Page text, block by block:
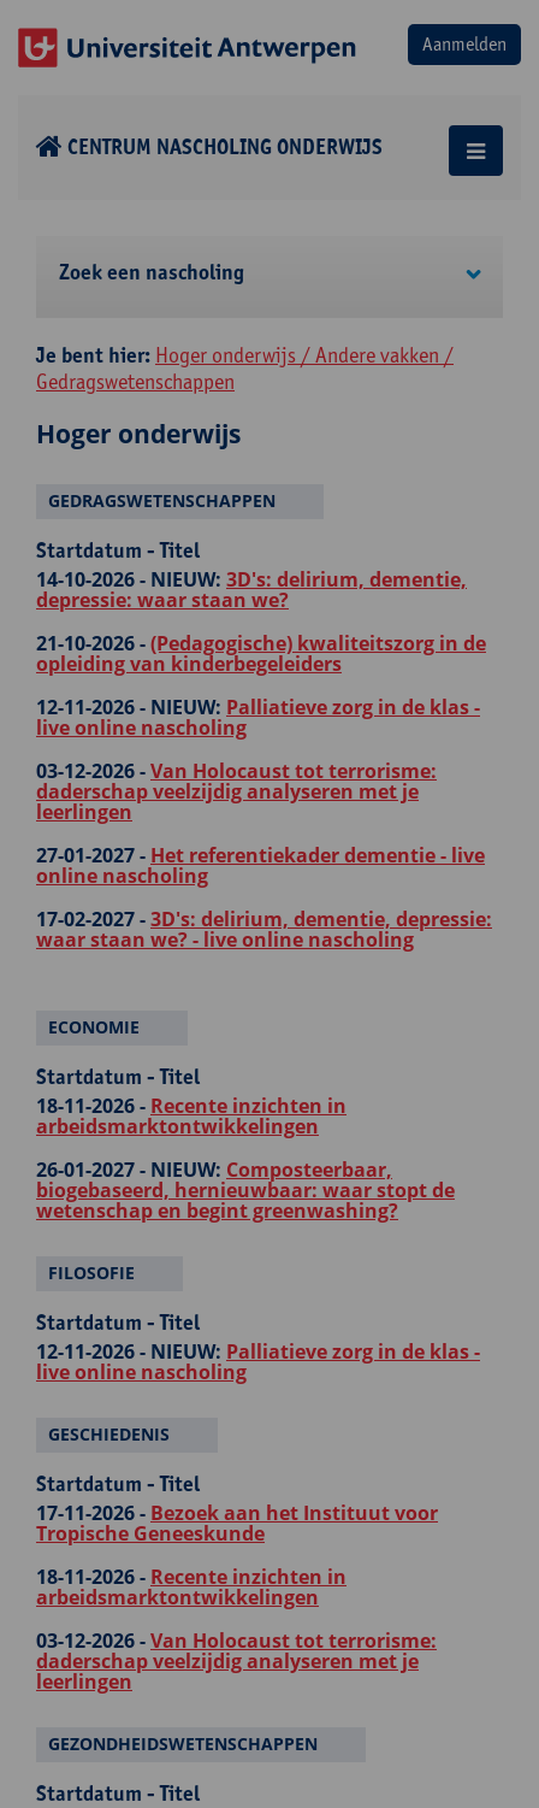
CENTRUM NASCHOLING ONDERWIJS
Zoek een nascholing
Je bent hier: Hoger onderwijs / Andere vakken /
Gedragswetenschappen
Hoger onderwijs
GEDRAGSWETENSCHAPPEN
Startdatum - Titel
14-10-2026 - NIEUW: 3D's: delirium, dementie,
depressie: waar staan we?
21-10-2026 -(Pedagogische) kwaliteitszorg in de
opleiding van kinderbegeleiders
12-11-2026 - NIEUW: Palliatieve zorg in de klas -
live online nascholing
03-12-2026 -Van Holocaust tot terrorisme:
daderschap veelzijdig analyseren met je
leerlingen
27-01-2027 - Het referentiekader dementie - live
online nascholing
17-02-2027 -3D's: delirium, dementie, depressie:
waar staan we? - live online nascholing
ECONOMIE
Startdatum - Titel
18-11-2026 - Recente inzichten in
arbeidsmarktontwikkelingen
26-01-2027 - NIEUW: Composteerbaar,
biogebaseerd, hernieuwbaar: waar stopt de
wetenschap en begint greenwashing?
FILOSOFIE
Startdatum - Titel
12-11-2026 - NIEUW: Palliatieve zorg in de klas -
live online nascholing
GESCHIEDENIS
Startdatum - Titel
17-11-2026 - Bezoek aan het Instituut voor
Tropische Geneeskunde
18-11-2026 - Recente inzichten in
arbeidsmarktontwikkelingen
03-12-2026 -Van Holocaust tot terrorisme:
daderschap veelzijdig analyseren met je
leerlingen
GEZONDHEIDSWETENSCHAPPEN
Startdatum - Titel